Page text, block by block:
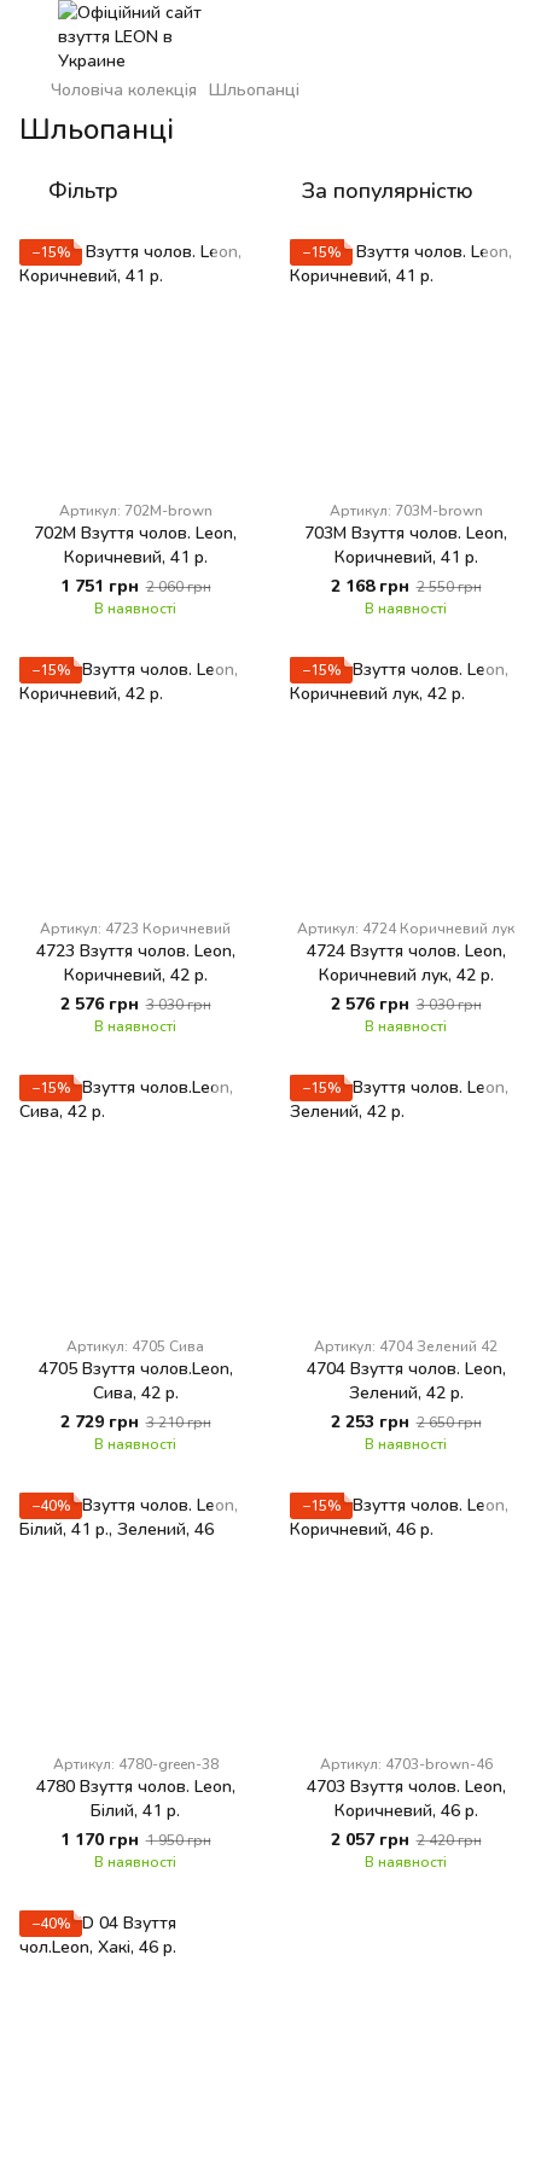
Чоловіча колекція Шльопанці
Шльопанці
Фільтр За популярністю
−15%
Артикул: 702M-brown
702М Взуття чолов. Leon,
Коричневий, 41 р.
1 751 грн 2 060 грн
В наявності
−15%
Артикул: 703M-brown
703М Взуття чолов. Leon,
Коричневий, 41 р.
2 168 грн 2 550 грн
В наявності
−15%
Артикул: 4723 Коричневий
4723 Взуття чолов. Leon,
Коричневий, 42 р.
2 576 грн 3 030 грн
В наявності
−15%
Артикул: 4724 Коричневий лук
4724 Взуття чолов. Leon,
Коричневий лук, 42 р.
2 576 грн 3 030 грн
В наявності
−15%
Артикул: 4705 Сива
4705 Взуття чолов.Leon,
Сива, 42 р.
2 729 грн 3 210 грн
В наявності
−15%
Артикул: 4704 Зелений 42
4704 Взуття чолов. Leon,
Зелений, 42 р.
2 253 грн 2 650 грн
В наявності
−40%
Артикул: 4780-green-38
4780 Взуття чолов. Leon,
Білий, 41 р.
1 170 грн 1 950 грн
В наявності
−15%
Артикул: 4703-brown-46
4703 Взуття чолов. Leon,
Коричневий, 46 р.
2 057 грн 2 420 грн
В наявності
−40%